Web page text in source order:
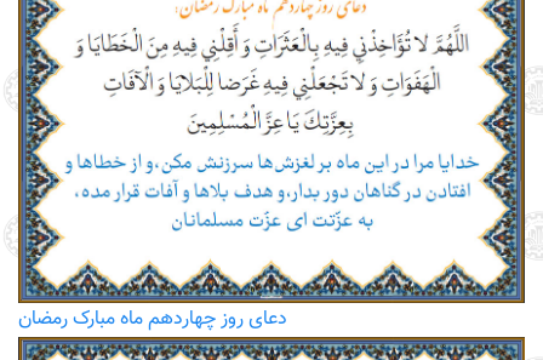
دعای روز چهاردهم ماه مبارک رمضان